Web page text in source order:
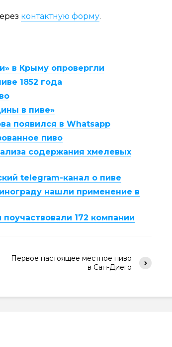
контактную форму.
в Крыму опровергли
1852 года
в пиве»
появился в Whatsapp
пиво
содержания хмелевых
telegram-канал о пиве
нашли применение в
172 компании
Первое настоящее местное пиво
в Сан-Диего